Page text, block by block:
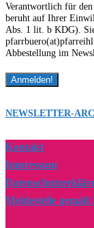
Verantwortlich für
beruht auf Ihrer
Abs. 1 lit. b KDG).
Abbestellung im
NEWSLETTER-
Kontakt
Impressum
Meldestelle gemäß